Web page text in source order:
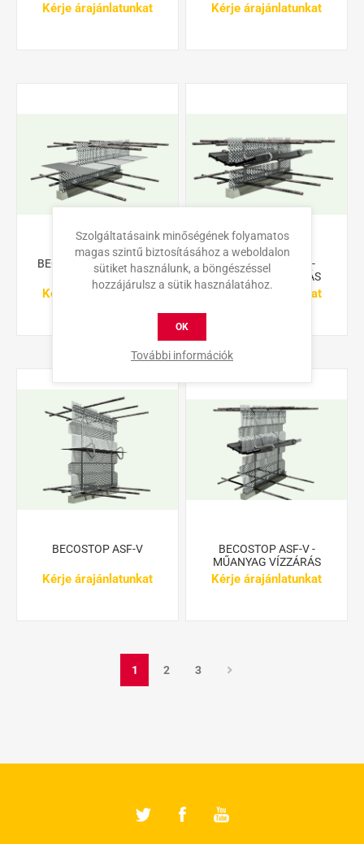
Kérje árajánlatunkat Kérje árajánlatunkat
BECOSTOP ASF-R -FÉM
VÍZZÁRÁS
Kérje árajánlatunkat
BECOSTOP ASF-R -
MŰANYAG VÍZZÁRÁS
Kérje árajánlatunkat
BECOSTOP ASF-V
Kérje árajánlatunkat
BECOSTOP ASF-V -
MŰANYAG VÍZZÁRÁS
Kérje árajánlatunkat
1 2 3
Szolgáltatásaink minőségének folyamatos
magas szintű biztosításához a weboldalon
sütiket használunk, a böngészéssel
hozzájárulsz a sütik használatához.
OK
További információk